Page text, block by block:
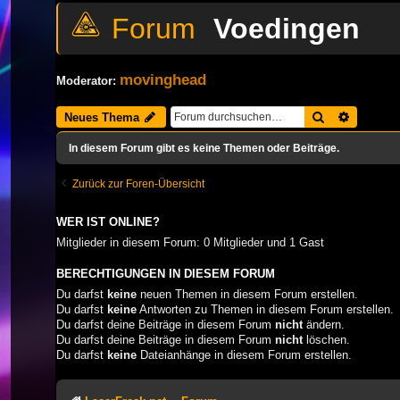
Voedingen
Moderator: movinghead
Neues Thema Suche
In diesem Forum gibt es keine Themen oder Beiträge.
Zurück zur Foren-Übersicht
WER IST ONLINE?
Mitglieder in diesem Forum: 0 Mitglieder und 1 Gast
BERECHTIGUNGEN IN DIESEM FORUM
Du darfst keine neuen Themen in diesem Forum erstellen.
Du darfst keine Antworten zu Themen in diesem Forum erstellen.
Du darfst deine Beiträge in diesem Forum nicht ändern.
Du darfst deine Beiträge in diesem Forum nicht löschen.
Du darfst keine Dateianhänge in diesem Forum erstellen.